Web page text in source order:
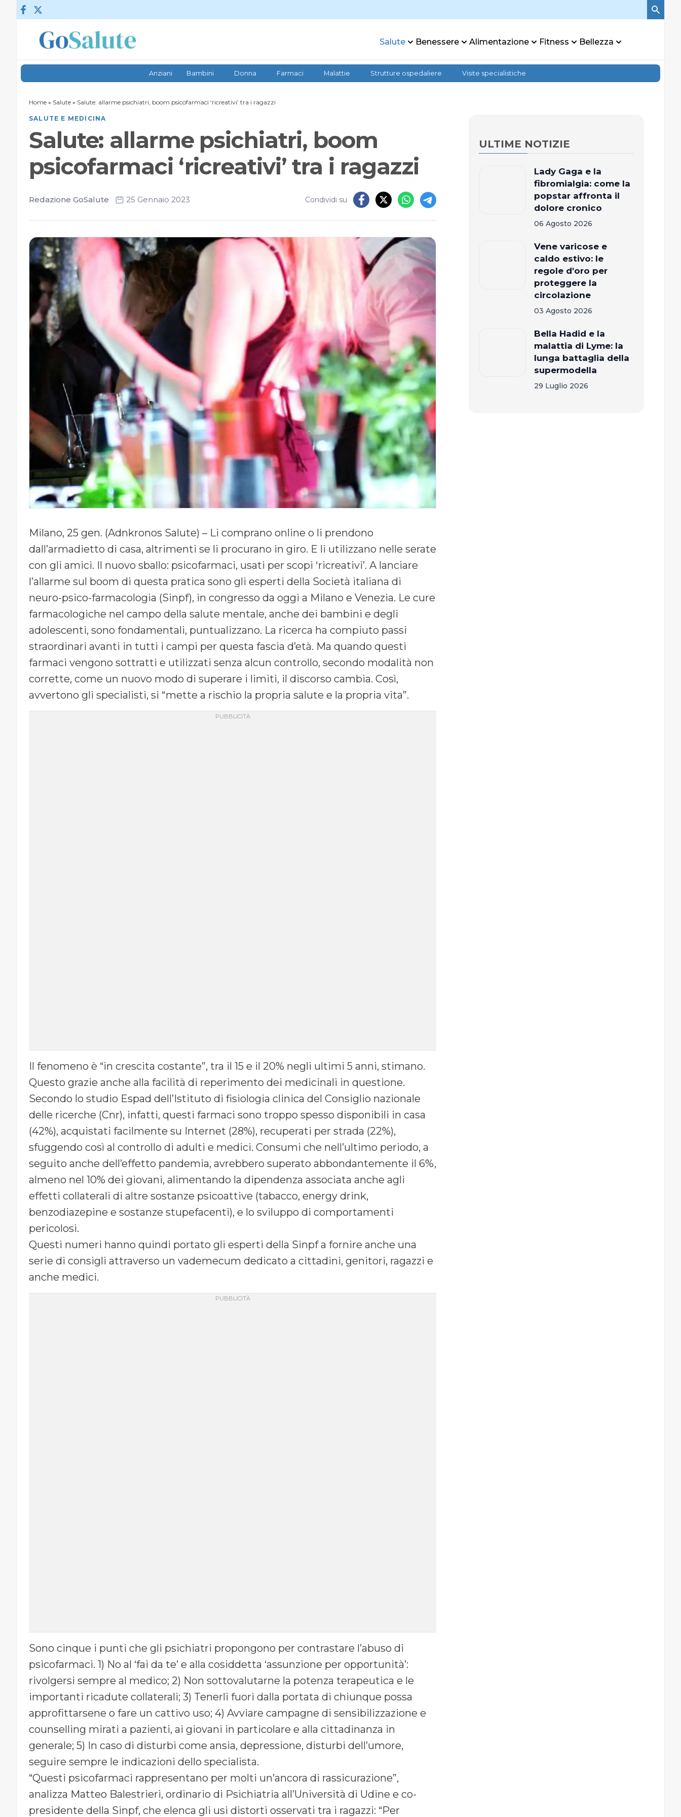
Vai al contenuto
Salute Benessere Alimentazione Fitness Bellezza
Anziani Bambini Donna Farmaci Malattie Strutture ospedaliere Visite specialistiche
Home » Salute » Salute: allarme psichiatri, boom psicofarmaci ‘ricreativi’ tra i ragazzi
SALUTE E MEDICINA
Salute: allarme psichiatri, boom
psicofarmaci ‘ricreativi’ tra i ragazzi
Redazione GoSalute 25 Gennaio 2023 Condividi su
Milano, 25 gen. (Adnkronos Salute) – Li comprano online o li prendono
dall’armadietto di casa, altrimenti se li procurano in giro. E li utilizzano nelle serate
con gli amici. Il nuovo sballo: psicofarmaci, usati per scopi ‘ricreativi’. A lanciare
l’allarme sul boom di questa pratica sono gli esperti della Società italiana di
neuro-psico-farmacologia (Sinpf), in congresso da oggi a Milano e Venezia. Le cure
farmacologiche nel campo della salute mentale, anche dei bambini e degli
adolescenti, sono fondamentali, puntualizzano. La ricerca ha compiuto passi
straordinari avanti in tutti i campi per questa fascia d’età. Ma quando questi
farmaci vengono sottratti e utilizzati senza alcun controllo, secondo modalità non
corrette, come un nuovo modo di superare i limiti, il discorso cambia. Così,
avvertono gli specialisti, si “mette a rischio la propria salute e la propria vita”.
Il fenomeno è “in crescita costante”, tra il 15 e il 20% negli ultimi 5 anni, stimano.
Questo grazie anche alla facilità di reperimento dei medicinali in questione.
Secondo lo studio Espad dell’Istituto di fisiologia clinica del Consiglio nazionale
delle ricerche (Cnr), infatti, questi farmaci sono troppo spesso disponibili in casa
(42%), acquistati facilmente su Internet (28%), recuperati per strada (22%),
sfuggendo così al controllo di adulti e medici. Consumi che nell’ultimo periodo, a
seguito anche dell’effetto pandemia, avrebbero superato abbondantemente il 6%,
almeno nel 10% dei giovani, alimentando la dipendenza associata anche agli
effetti collaterali di altre sostanze psicoattive (tabacco, energy drink,
benzodiazepine e sostanze stupefacenti), e lo sviluppo di comportamenti
pericolosi.
Questi numeri hanno quindi portato gli esperti della Sinpf a fornire anche una
serie di consigli attraverso un vademecum dedicato a cittadini, genitori, ragazzi e
anche medici.
Sono cinque i punti che gli psichiatri propongono per contrastare l’abuso di
psicofarmaci. 1) No al ‘fai da te’ e alla cosiddetta ‘assunzione per opportunità’:
rivolgersi sempre al medico; 2) Non sottovalutarne la potenza terapeutica e le
importanti ricadute collaterali; 3) Tenerli fuori dalla portata di chiunque possa
approfittarsene o fare un cattivo uso; 4) Avviare campagne di sensibilizzazione e
counselling mirati a pazienti, ai giovani in particolare e alla cittadinanza in
generale; 5) In caso di disturbi come ansia, depressione, disturbi dell’umore,
seguire sempre le indicazioni dello specialista.
“Questi psicofarmaci rappresentano per molti un’ancora di rassicurazione”,
analizza Matteo Balestrieri, ordinario di Psichiatria all’Università di Udine e co-
presidente della Sinpf, che elenca gli usi distorti osservati tra i ragazzi: “Per
ULTIME NOTIZIE
Lady Gaga e la
fibromialgia: come la
popstar affronta il
dolore cronico
06 Agosto 2026
Vene varicose e
caldo estivo: le
regole d'oro per
proteggere la
circolazione
03 Agosto 2026
Bella Hadid e la
malattia di Lyme: la
lunga battaglia della
supermodella
29 Luglio 2026